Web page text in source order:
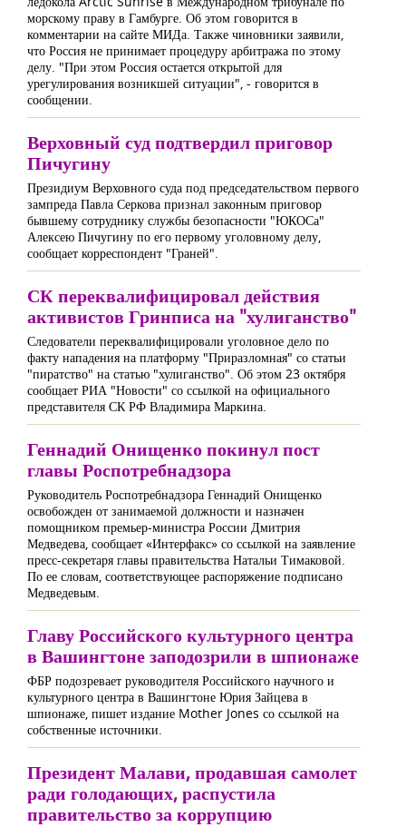
морскому праву в Гамбурге. Об этом говорится в
комментарии на сайте МИДа. Также чиновники заявили,
что Россия не принимает процедуру арбитража по этому
делу. "При этом Россия остается открытой для
урегулирования возникшей ситуации", - говорится в
сообщении.
Верховный суд подтвердил приговор
Пичугину
Президиум Верховного суда под председательством первого
зампреда Павла Серкова признал законным приговор
бывшему сотруднику службы безопасности "ЮКОСа"
Алексею Пичугину по его первому уголовному делу,
сообщает корреспондент "Граней".
СК переквалифицировал действия
активистов Гринписа на "хулиганство"
Следователи переквалифицировали уголовное дело по
факту нападения на платформу "Приразломная" со статьи
"пиратство" на статью "хулиганство". Об этом 23 октября
сообщает РИА "Новости" со ссылкой на официального
представителя СК РФ Владимира Маркина.
Геннадий Онищенко покинул пост
главы Роспотребнадзора
Руководитель Роспотребнадзора Геннадий Онищенко
освобожден от занимаемой должности и назначен
помощником премьер-министра России Дмитрия
Медведева, сообщает «Интерфакс» со ссылкой на заявление
пресс-секретаря главы правительства Натальи Тимаковой.
По ее словам, соответствующее распоряжение подписано
Медведевым.
Главу Российского культурного центра
в Вашингтоне заподозрили в шпионаже
ФБР подозревает руководителя Российского научного и
культурного центра в Вашингтоне Юрия Зайцева в
шпионаже, пишет издание Mother Jones со ссылкой на
собственные источники.
Президент Малави, продавшая самолет
ради голодающих, распустила
правительство за коррупцию